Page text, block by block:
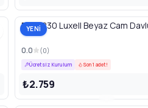
YENİ
DA6-830 Luxell Beyaz Cam
0.0 (0)
Ücretsiz Kurulum Son 1 adet!
₺2.759